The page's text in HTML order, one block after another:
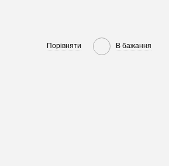
Порівняти В бажання